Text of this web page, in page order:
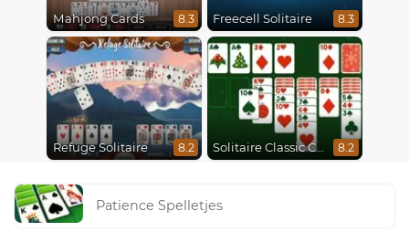
Mahjong Cards 8.3 Freecell Solitaire 8.3
Refuge Solitaire 8.2 Solitaire Classic Christmas 8.2
Patience Spelletjes